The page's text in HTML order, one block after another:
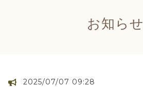
お知らせ
2025/07/07 09:28